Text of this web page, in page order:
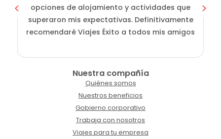
opciones de alojamiento y actividades que
superaron mis expectativas. Definitivamente
recomendaré Viajes Éxito a todos mis amigos
Nuestra compañía
Quiénes somos
Nuestros beneficios
Gobierno corporativo
Trabaja con nosotros
Viajes para tu empresa